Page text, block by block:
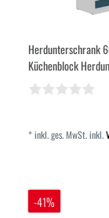
Herdunterschrank
Küchenblock
*inkl. ges. MwSt.inkl.
-41%